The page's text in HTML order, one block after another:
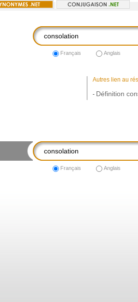
Français Anglais
Autres lien au
- Définition
Français Anglais